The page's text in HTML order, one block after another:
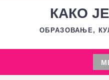
КАКО
ОБРАЗОВАЊЕ,
Skip